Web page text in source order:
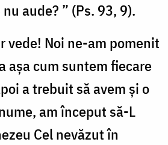
aude? ” (Ps. 93, 9).
vede! Noi ne-am pomenit
așa cum suntem fiecare
a trebuit să avem și o
am început să-L
Cel nevăzut în